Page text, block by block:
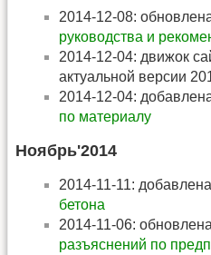
2014-12-08:
руководства и
2014-12-04: движок
актуальной версии
2014-12-04:
по материалу
Ноябрь'2014
2014-11-11:
бетона
2014-11-06:
разъяснений по